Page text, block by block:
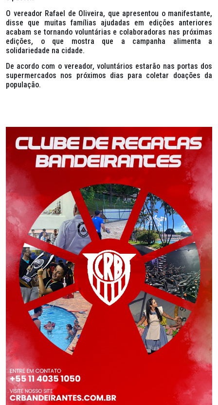
O vereador Rafael de Oliveira, que apresentou o manifestante,
disse que muitas famílias ajudadas em edições anteriores
acabam se tornando voluntárias e colaboradoras nas próximas
edições, o que mostra que a campanha alimenta a
solidariedade na cidade.
De acordo com o vereador, voluntários estarão nas portas dos
supermercados nos próximos dias para coletar doações da
população.